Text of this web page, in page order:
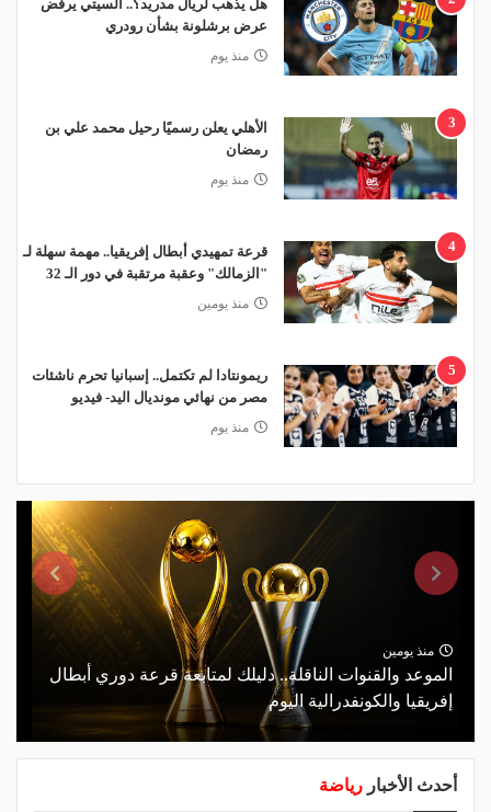
هل يذهب لريال مدريد؟.. السيتي يرفض
عرض برشلونة بشأن رودري
منذ يوم
3
الأهلي يعلن رسميًا رحيل محمد علي بن
رمضان
منذ يوم
4
قرعة تمهيدي أبطال إفريقيا.. مهمة سهلة لـ
"الزمالك" وعقبة مرتقبة في دور الـ 32
منذ يومين
5
ريمونتادا لم تكتمل.. إسبانيا تحرم ناشئات
مصر من نهائي مونديال اليد- فيديو
منذ يوم
منذ يومين
الموعد والقنوات الناقلة.. دليلك لمتابعة قرعة دوري أبطال
إفريقيا والكونفدرالية اليوم
أحدث الأخبار رياضة